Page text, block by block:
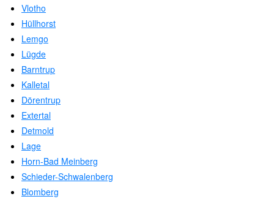
Vlotho
Hüllhorst
Lemgo
Lügde
Barntrup
Kalletal
Dörentrup
Extertal
Detmold
Lage
Horn-Bad Meinberg
Schieder-Schwalenberg
Blomberg